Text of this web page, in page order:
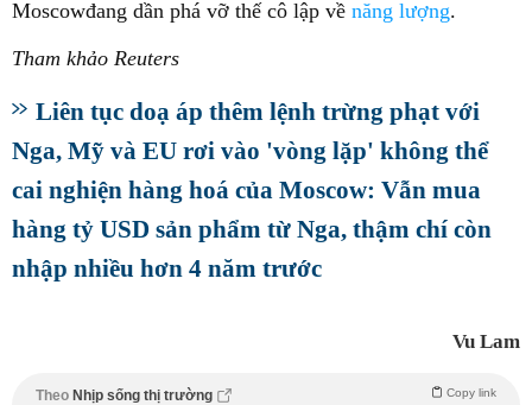
Moscowđang dần phá vỡ thế cô lập về năng lượng.
Tham khảo Reuters
Liên tục doạ áp thêm lệnh trừng phạt với
Nga, Mỹ và EU rơi vào 'vòng lặp' không thể
cai nghiện hàng hoá của Moscow: Vẫn mua
hàng tỷ USD sản phẩm từ Nga, thậm chí còn
nhập nhiều hơn 4 năm trước
Vu Lam
Theo Nhịp sống thị trường Copy link